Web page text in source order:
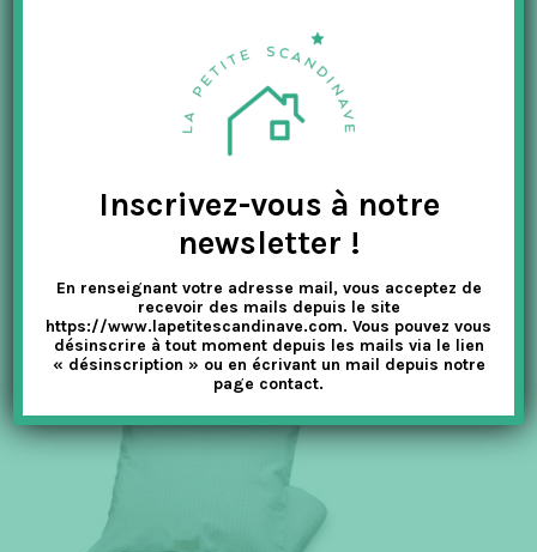
Inscrivez-vous à notre
newsletter !
En renseignant votre adresse mail, vous acceptez de
recevoir des mails depuis le site
https://www.lapetitescandinave.com. Vous pouvez vous
désinscrire à tout moment depuis les mails via le lien
« désinscription » ou en écrivant un mail depuis notre
page contact.